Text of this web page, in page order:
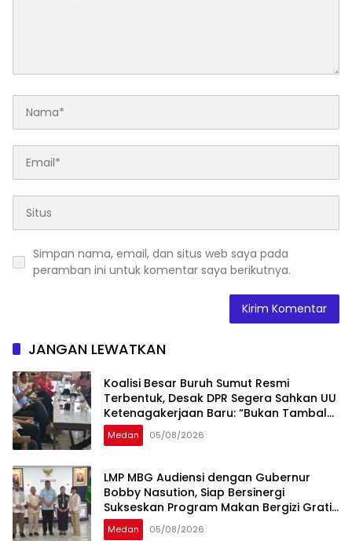
Simpan nama, email, dan situs web saya pada
peramban ini untuk komentar saya berikutnya.
JANGAN LEWATKAN
Koalisi Besar Buruh Sumut Resmi
Terbentuk, Desak DPR Segera Sahkan UU
Ketenagakerjaan Baru: “Bukan Tambal
Sulam, Tapi Perubahan Total”
Medan 05/08/2026
LMP MBG Audiensi dengan Gubernur
Bobby Nasution, Siap Bersinergi
Sukseskan Program Makan Bergizi Gratis
di Sumatera Utara
Medan 05/08/2026